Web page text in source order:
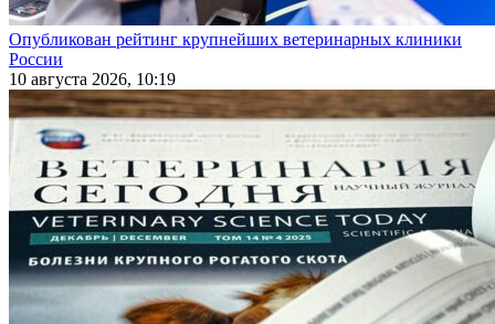
Опубликован рейтинг крупнейших ветеринарных клиники
России
10 августа 2026, 10:19